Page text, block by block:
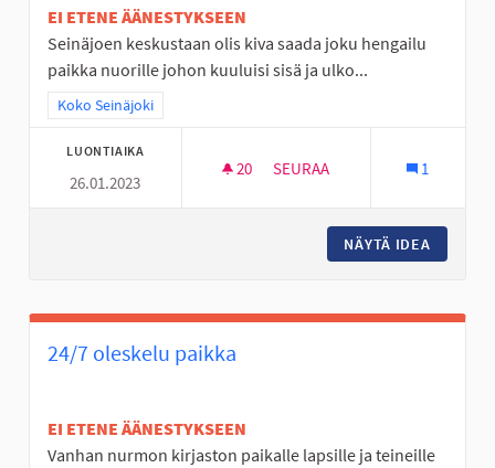
EI ETENE ÄÄNESTYKSEEN
Seinäjoen keskustaan olis kiva saada joku hengailu
paikka nuorille johon kuuluisi sisä ja ulko...
Rajaa tulokset teeman mukaan: Koko Seinäjoki
Koko Seinäjoki
LUONTIAIKA
26.01.2023
20 20 SEURAAJAA
SEURAA 1
NÄYTÄ IDEA
24/7 oleskelu paikka
EI ETENE ÄÄNESTYKSEEN
Vanhan nurmon kirjaston paikalle lapsille ja teineille